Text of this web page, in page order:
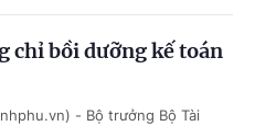
chỉ bồi dưỡng kế toán
- Bộ trưởng Bộ Tài